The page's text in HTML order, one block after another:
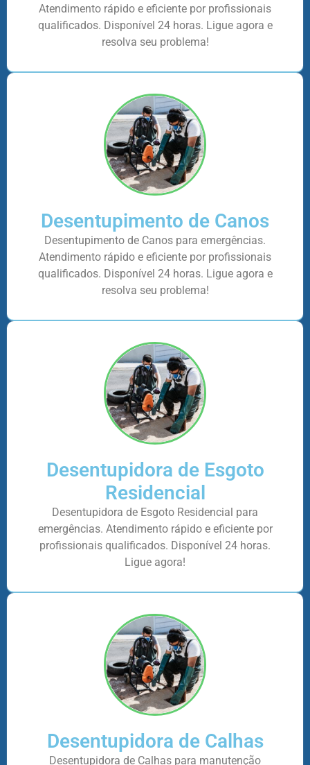
Atendimento rápido e eficiente por profissionais
qualificados. Disponível 24 horas. Ligue agora e
resolva seu problema!
Desentupimento de Canos
Desentupimento de Canos para emergências.
Atendimento rápido e eficiente por profissionais
qualificados. Disponível 24 horas. Ligue agora e
resolva seu problema!
Desentupidora de Esgoto
Residencial
Desentupidora de Esgoto Residencial para
emergências. Atendimento rápido e eficiente por
profissionais qualificados. Disponível 24 horas.
Ligue agora!
Desentupidora de Calhas
Desentupidora de Calhas para manutenção